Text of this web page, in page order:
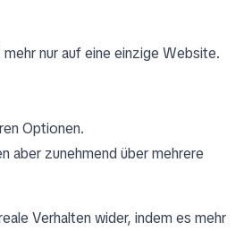
nur auf eine einzige Website.
Optionen.
aber zunehmend über mehrere
Verhalten wider, indem es mehr